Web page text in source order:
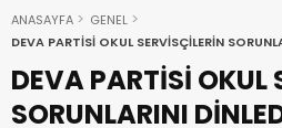
ANASAYFA
GENEL
DEVA PARTİSİ OKUL SERVİSÇİLERİN
DEVA PARTİSİ OKUL
SORUNLARINI